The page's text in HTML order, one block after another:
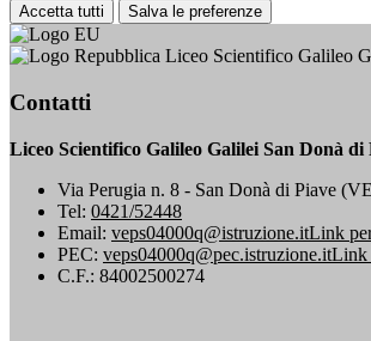
Accetta tutti Salva le preferenze
Liceo Scientifico Galileo
Contatti
Liceo Scientifico Galileo Galilei San Donà di
Via Perugia n. 8 - San Donà di Piave
Tel: 0421/52448
Email: veps04000q@istruzione.itLink
PEC: veps04000q@pec.istruzione.itLink
C.F.: 84002500274